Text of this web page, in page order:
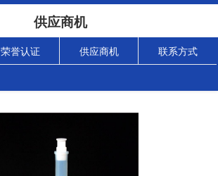
供应商机
荣誉认证 供应商机 联系方式